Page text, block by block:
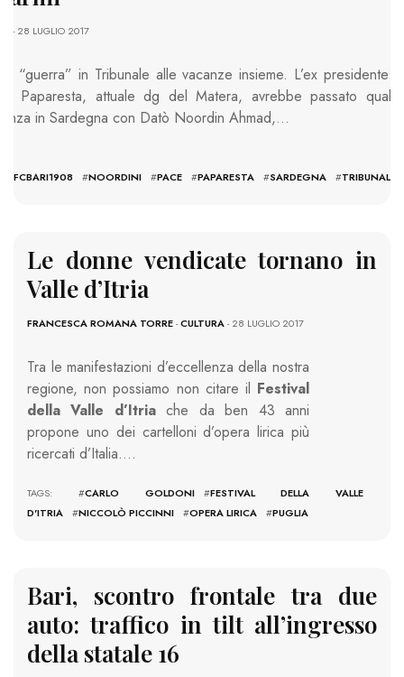
- 28 LUGLIO 2017
“guerra” in Tribunale alle vacanze insieme. L’ex presidente
Paparesta, attuale dg del Matera, avrebbe passato
in Sardegna con Datò Noordin Ahmad,…
FCBARI1908 #NOORDINI #PACE #PAPARESTA #SARDEGNA #TRIBUNALE
Le donne vendicate tornano in
Valle d’Itria
FRANCESCA ROMANA TORRE-CULTURA- 28 LUGLIO 2017
Tra le manifestazioni d’eccellenza della nostra
regione, non possiamo non citare il Festival
della Valle d’Itriache da ben 43 anni
propone uno dei cartelloni d’opera lirica più
ricercati d’Italia….
TAGS: #CARLO GOLDONI #FESTIVAL DELLA VALLE
D'ITRIA
#NICCOLÒ PICCINNI #OPERA LIRICA #PUGLIA
Bari, scontro frontale tra due
auto: traffico in tilt all’ingresso
della statale 16